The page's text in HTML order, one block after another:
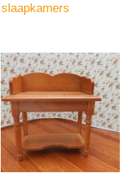
slaapkamers